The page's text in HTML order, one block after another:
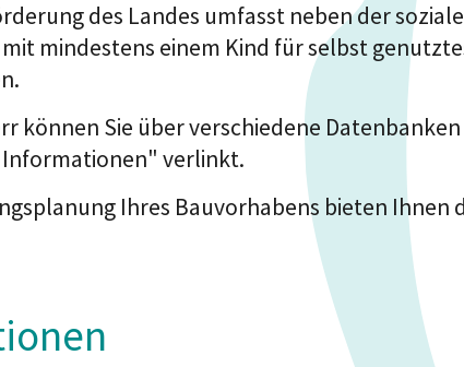
des Landes umfasst neben der
mindestens einem Kind für selbst
können Sie über verschiedene
verlinkt.
Ihres Bauvorhabens bieten